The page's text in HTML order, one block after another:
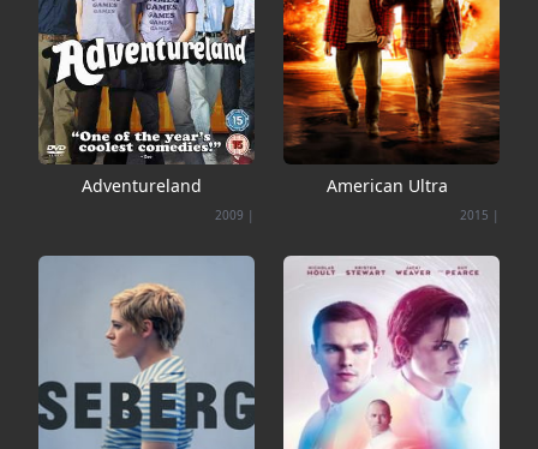
American Ultra
|
2015
Adventureland
|
2009